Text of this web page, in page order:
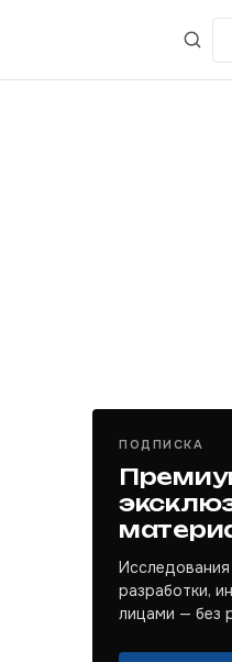
ПОДПИСКА
разработки,
лицами — без